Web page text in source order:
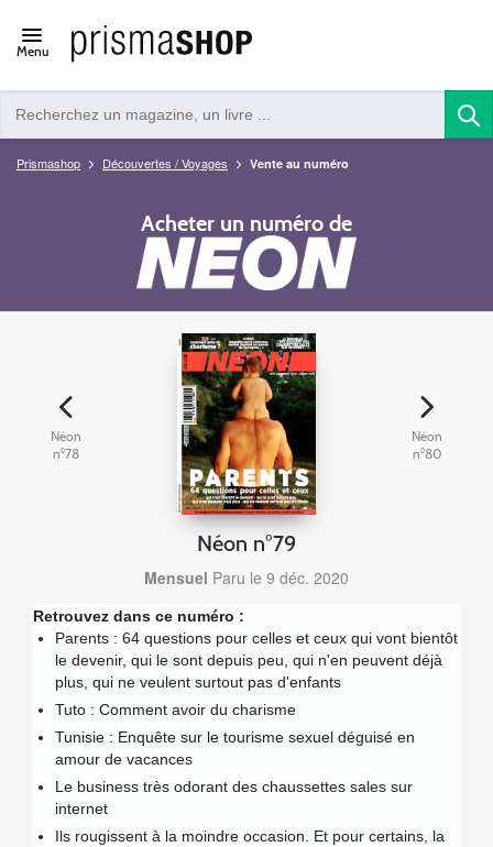
Open/close
navigation
Menu
Prismashop Découvertes / Voyages Vente au numéro
Acheter un numéro de
Néon
n°78
Néon n°79
Mensuel Paru le 9 déc. 2020
Retrouvez dans ce numéro :
Parents : 64 questions pour celles et ceux qui vont bientôt
le devenir, qui le sont depuis peu, qui n'en peuvent déjà
plus, qui ne veulent surtout pas d'enfants
Tuto : Comment avoir du charisme
Tunisie : Enquête sur le tourisme sexuel déguisé en
amour de vacances
Le business très odorant des chaussettes sales sur
internet
Ils rougissent à la moindre occasion. Et pour certains, la
Néon
n°80